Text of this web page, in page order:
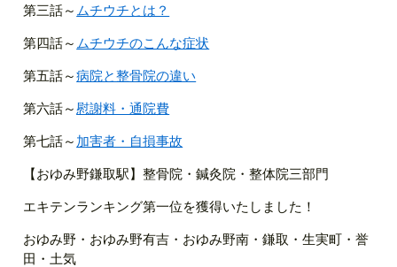
第三話～ ムチウチとは？
第四話～ ムチウチのこんな症状
第五話～病院と整骨院の違い
第六話～慰謝料・通院費
第七話～ 加害者・自損事故
【おゆみ野鎌取駅】整骨院・鍼灸院・整体院三部門
エキテンランキング第一位を獲得いたしました！
おゆみ野・おゆみ野有吉・おゆみ野南・鎌取・生実町・誉
田・土気